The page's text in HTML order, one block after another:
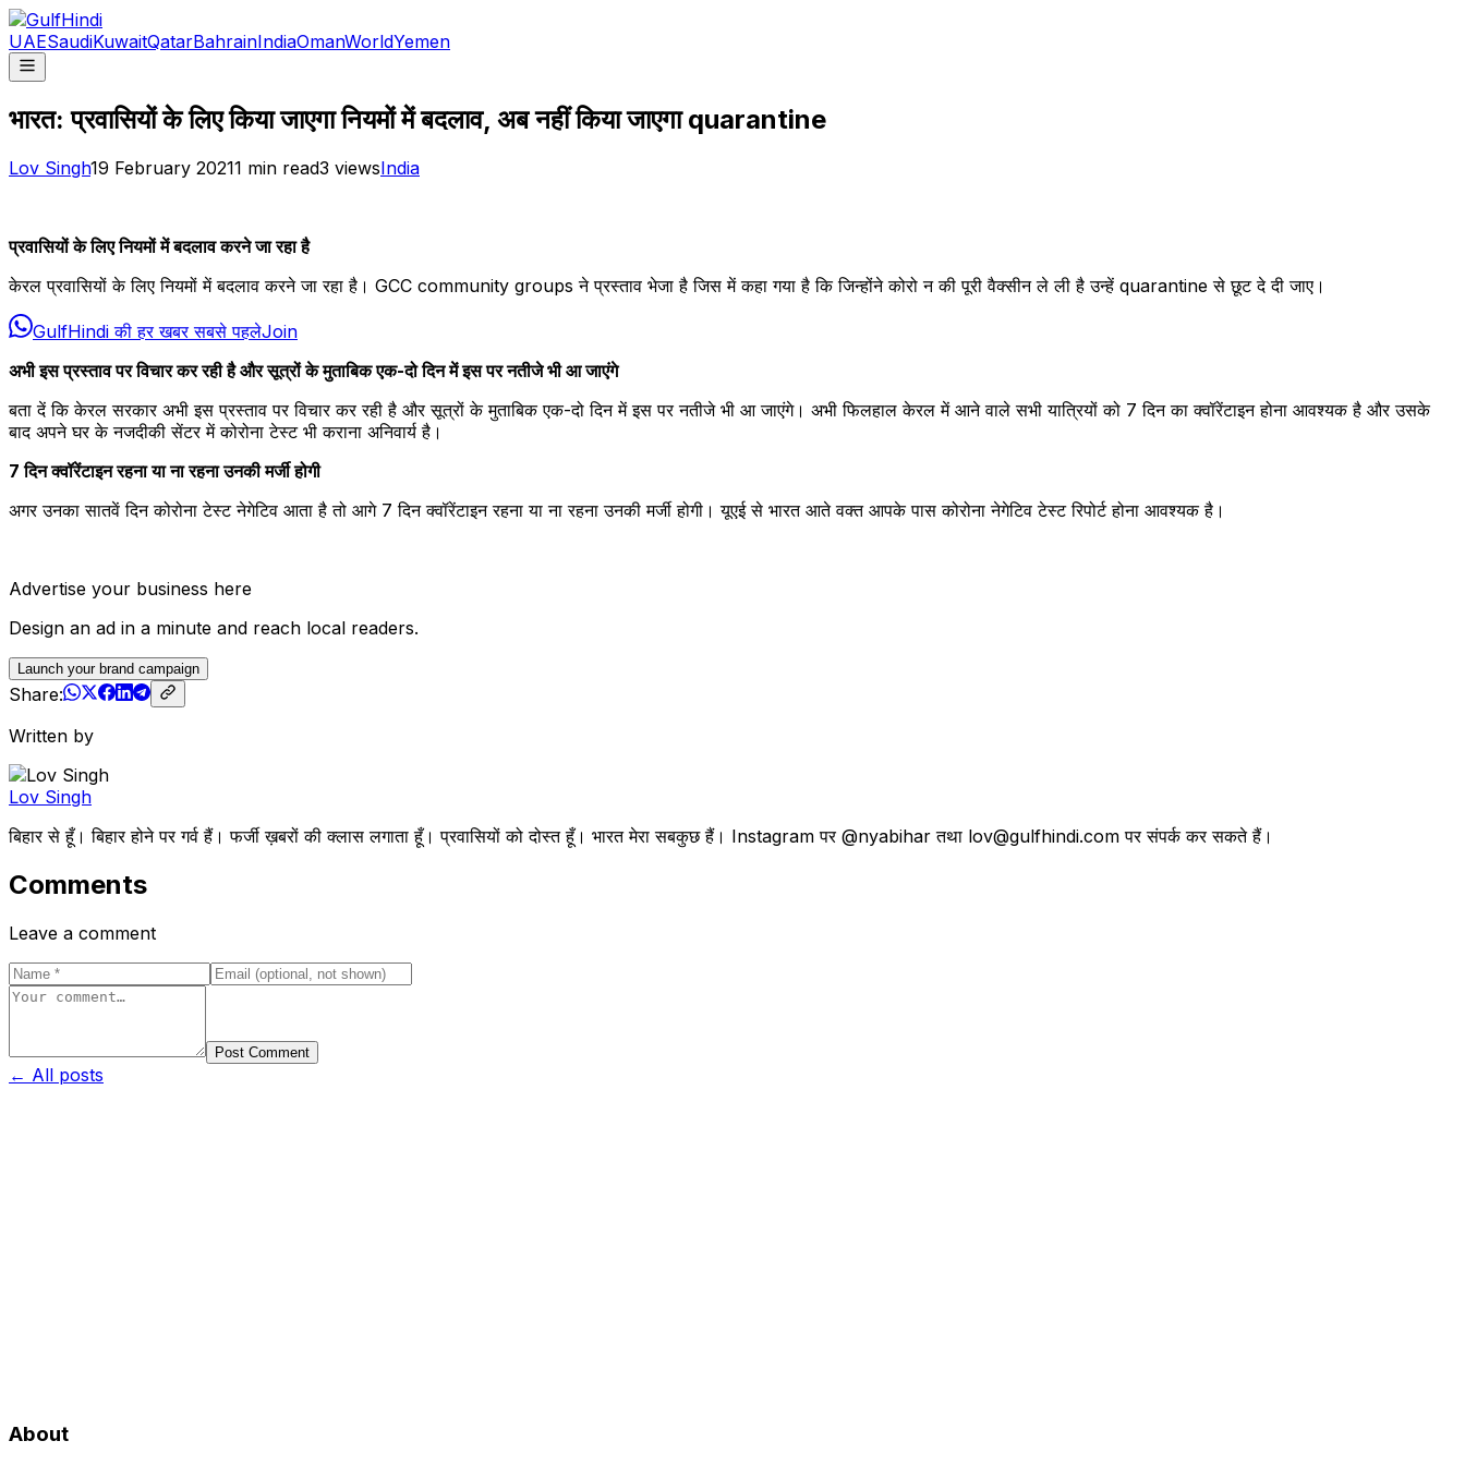
UAESaudiKuwaitQatarBahrainIndiaOmanWorldYemen
भारत: प्रवासियों के लिए किया जाएगा नियमों में बदलाव, अब नहीं किया जाएगा quarantine
Lov Singh19 February 20211 min read3 viewsIndia
प्रवासियों के लिए नियमों में बदलाव करने जा रहा है
केरल प्रवासियों के लिए नियमों में बदलाव करने जा रहा है। GCC community groups ने प्रस्ताव भेजा है जिस में कहा गया है कि जिन्होंने कोरो न की पूरी वैक्सीन ले ली है उन्हें quarantine से छूट दे दी जाए।
GulfHindi की हर खबर सबसे पहलेJoin
अभी इस प्रस्ताव पर विचार कर रही है और सूत्रों के मुताबिक एक-दो दिन में इस पर नतीजे भी आ जाएंगे
बता दें कि केरल सरकार अभी इस प्रस्ताव पर विचार कर रही है और सूत्रों के मुताबिक एक-दो दिन में इस पर नतीजे भी आ जाएंगे। अभी फिलहाल केरल में आने वाले सभी यात्रियों को 7 दिन का क्वॉरेंटाइन होना आवश्यक है और उसके
बाद अपने घर के नजदीकी सेंटर में कोरोना टेस्ट भी कराना अनिवार्य है।
7 दिन क्वॉरेंटाइन रहना या ना रहना उनकी मर्जी होगी
अगर उनका सातवें दिन कोरोना टेस्ट नेगेटिव आता है तो आगे 7 दिन क्वॉरेंटाइन रहना या ना रहना उनकी मर्जी होगी। यूएई से भारत आते वक्त आपके पास कोरोना नेगेटिव टेस्ट रिपोर्ट होना आवश्यक है।
Advertise your business here
Design an ad in a minute and reach local readers.
Launch your brand campaign
Share:
Written by
Lov Singh
बिहार से हूँ। बिहार होने पर गर्व हैं। फर्जी ख़बरों की क्लास लगाता हूँ। प्रवासियों को दोस्त हूँ। भारत मेरा सबकुछ हैं। Instagram पर @nyabihar तथा lov@gulfhindi.com पर संपर्क कर सकते हैं।
Comments
Leave a comment
Post Comment
← All posts
About